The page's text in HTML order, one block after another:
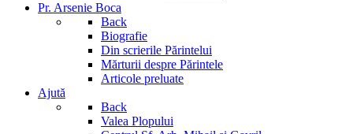
Pr. Arsenie Boca
Back
Biografie
Din scrierile Părintelui
Mărturii despre Părintele
Articole preluate
Ajută
Back
Valea Plopului